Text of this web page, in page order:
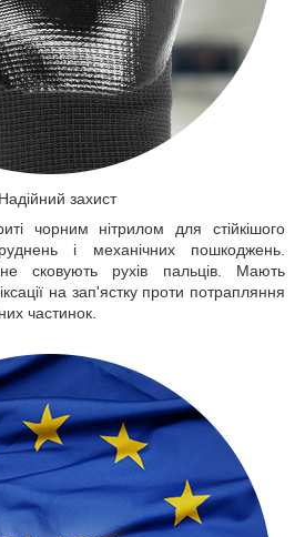
Надійний захист
чорним нітрилом для стійкішого
і механічних пошкоджень.
сковують рухів пальців. Мають
на зап'ястку проти потрапляння
частинок.